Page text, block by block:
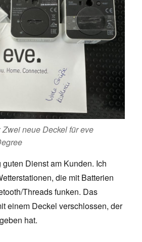
neue Deckel für eve
Dienst am Kunden. Ich
die mit Batterien
Threads funken. Das
einem Deckel verschlossen, der
hat.